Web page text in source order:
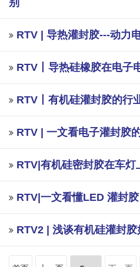
别
RTV | 导热灌封胶---动力
RTV丨导热硅橡胶在电子
RTV丨有机硅灌封胶的行
RTV | 一文看电子灌封胶
RTV|有机硅密封胶在车灯
RTV|一文看懂LED 灌封胶
RTV2 | 浅谈有机硅灌封